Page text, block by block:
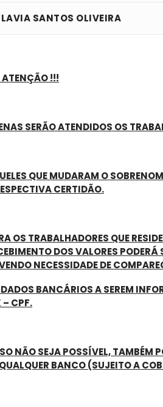
SANTOS OLIVEIRA
!!!
SERÃO ATENDIDOS OS
QUE MUDARAM O
CERTIDÃO.
OS TRABALHADORES QUE
DOS VALORES
NECESSIDADE DE
BANCÁRIOS A SEREM
– CPF.
NÃO SEJA POSSÍVEL, TAMBÉM
BANCO (SUJEITO A